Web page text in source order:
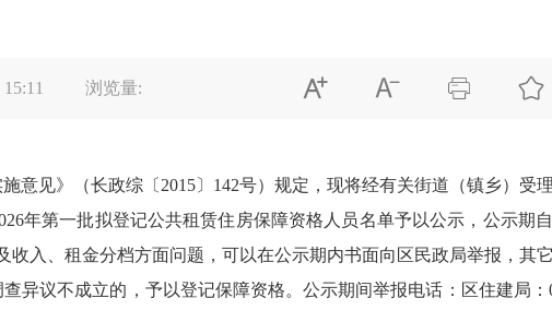
浏览量:    
见》（长政综〔2015〕142号）规定，现将经有关街道（镇乡）受
年第一批拟登记公共租赁住房保障资格人员名单予以公示，公示期自
收入、租金分档方面问题，可以在公示期内书面向区民政局举报，其
异议不成立的，予以登记保障资格。公示期间举报电话：区住建局：